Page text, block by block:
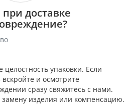
доставке
упаковки. Если
и осмотрите
сразу свяжитесь с нами.
изделия или компенсацию.